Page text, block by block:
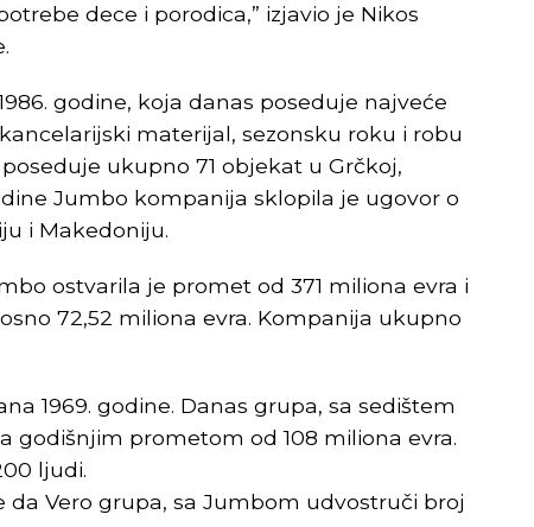
dece i porodica,” izjavio je Nikos
godine, koja danas poseduje najveće
materijal, sezonsku roku i robu
ukupno 71 objekat u Grčkoj,
Jumbo kompanija sklopila je ugovor o
i Makedoniju.
ostvarila je promet od 371 miliona evra i
72,52 miliona evra. Kompanija ukupno
1969. godine. Danas grupa, sa sedištem
godišnjim prometom od 108 miliona evra.
ljudi.
Vero grupa, sa Jumbom udvostruči broj